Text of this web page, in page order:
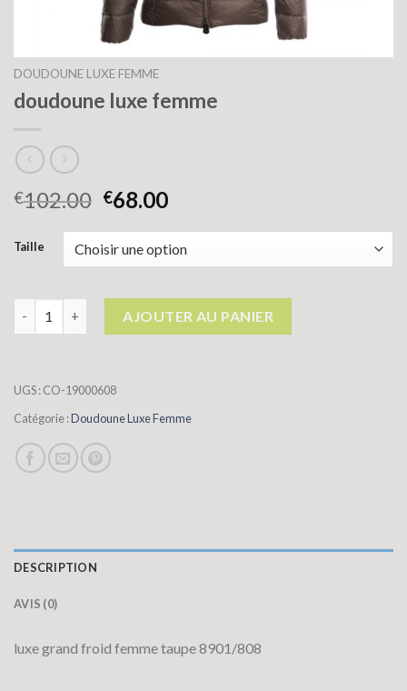
DOUDOUNE LUXE FEMME
doudoune luxe femme
€102.00 €68.00
Taille
AJOUTER AU PANIER
UGS :CO-19000608
Catégorie :Doudoune Luxe Femme
DESCRIPTION
AVIS (0)
luxe grand froid femme taupe 8901/808